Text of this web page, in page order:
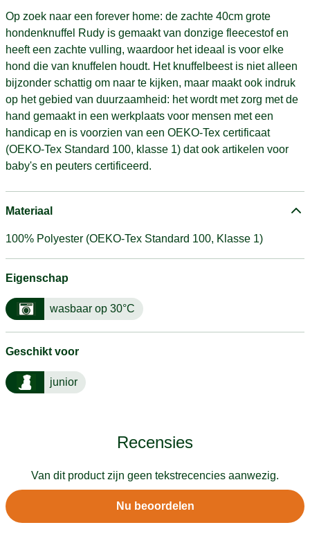
Op zoek naar een forever home: de zachte 40cm grote
hondenknuffel Rudy is gemaakt van donzige fleecestof en
heeft een zachte vulling, waardoor het ideaal is voor elke
hond die van knuffelen houdt. Het knuffelbeest is niet alleen
bijzonder schattig om naar te kijken, maar maakt ook indruk
op het gebied van duurzaamheid: het wordt met zorg met de
hand gemaakt in een werkplaats voor mensen met een
handicap en is voorzien van een OEKO-Tex certificaat
(OEKO-Tex Standard 100, klasse 1) dat ook artikelen voor
baby's en peuters certificeerd.
Materiaal
100% Polyester (OEKO-Tex Standard 100, Klasse 1)
Eigenschap
wasbaar op 30°C
Geschikt voor
junior
Recensies
Van dit product zijn geen tekstrecencies aanwezig.
Nu beoordelen